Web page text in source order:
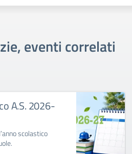
eventi correlati
A.S. 2026-
scolastico